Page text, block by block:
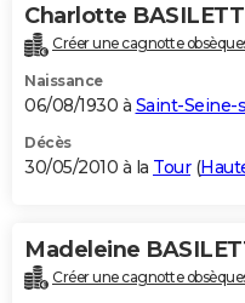
Charlotte
Créer une cagnotte
Naissance
06/08/1930 à Saint-Seine-
Décès
30/05/2010 à la Tour(
Madeleine
Créer une cagnotte